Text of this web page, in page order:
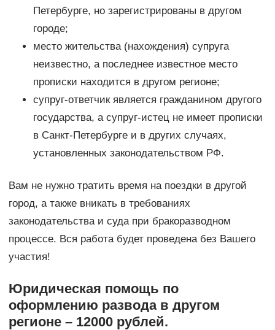
Петербурге, но зарегистрированы в другом
городе;
место жительства (нахождения) супруга
неизвестно, а последнее известное место
прописки находится в другом регионе;
супруг-ответчик является гражданином другого
государства, а супруг-истец не имеет прописки
в Санкт-Петербурге и в других случаях,
установленных законодательством РФ.
Вам не нужно тратить время на поездки в другой
город, а также вникать в требованиях
законодательства и суда при бракоразводном
процессе. Вся работа будет проведена без Вашего
участия!
Юридическая помощь по
оформлению развода в другом
регионе – 12000 рублей.